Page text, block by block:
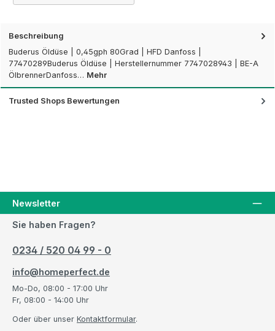
Beschreibung
Buderus Öldüse | 0,45gph 80Grad | HFD Danfoss |
77470289Buderus Öldüse | Herstellernummer 7747028943 | BE-A
ÖlbrennerDanfoss… Mehr
Trusted Shops Bewertungen
Newsletter
Sie haben Fragen?
0234 / 520 04 99 - 0
info@homeperfect.de
Mo-Do, 08:00 - 17:00 Uhr
Fr, 08:00 - 14:00 Uhr
Oder über unser Kontaktformular.